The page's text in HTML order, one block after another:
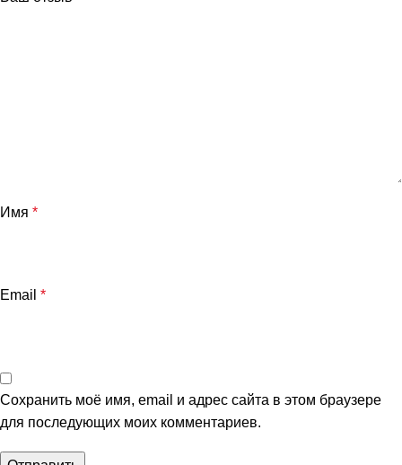
Имя *
Email *
Сохранить моё имя, email и адрес сайта в этом браузере
для последующих моих комментариев.